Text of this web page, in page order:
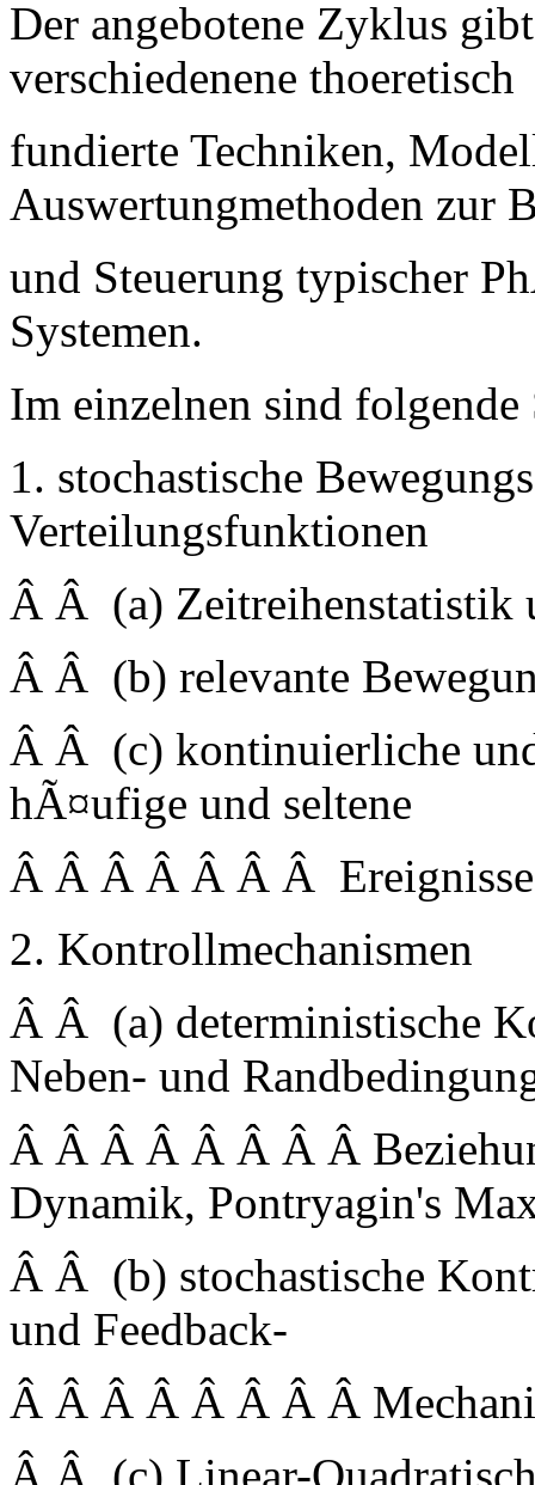
Der angebotene Zyklus
verschiedenene thoeretisch
fundierte Techniken,
Auswertungmethoden zur
und Steuerung typischer
Systemen.
Im einzelnen sind
1. stochastische
Verteilungsfunktionen
Â Â (a) Zeitreihenstatistik
Â Â (b) relevante
Â Â (c) kontinuierliche
hÃ¤ufige und seltene
Â Â Â Â Â Â Â Ereignisse
2. Kontrollmechanismen
Â Â (a) deterministische
Neben- und
Â Â Â Â Â Â Â Â
Dynamik, Pontryagin's
Â Â (b) stochastische
und Feedback-
Â Â Â Â Â Â Â Â
Â Â (c) Linear-